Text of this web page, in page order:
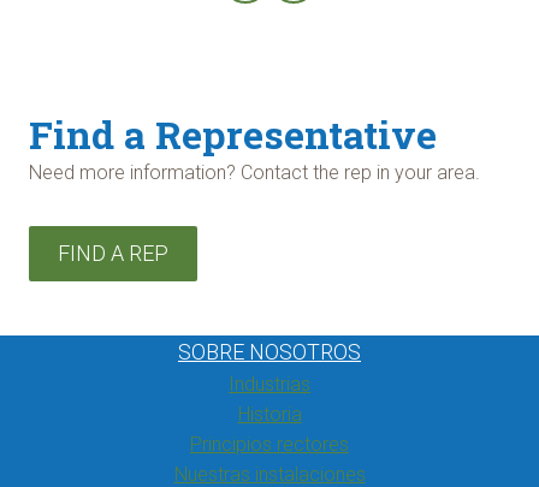
Find a Representative
Need more information? Contact the rep in your area.
FIND A REP
SOBRE NOSOTROS
Industrias
Historia
Principios rectores
Nuestras instalaciones